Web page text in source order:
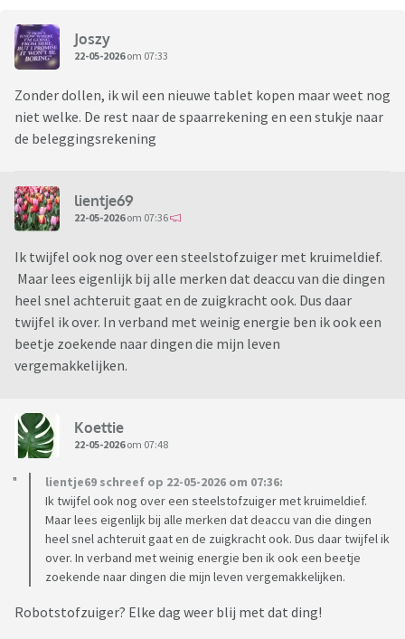
Joszy
22-05-2026om 07:33
Zonder dollen, ik wil een nieuwe tablet kopen maar weet nog
niet welke. De rest naar de spaarrekening en een stukje naar
de beleggingsrekening
lientje69
22-05-2026om 07:36
Ik twijfel ook nog over een steelstofzuiger met kruimeldief.
Maar lees eigenlijk bij alle merken dat deaccu van die dingen
heel snel achteruit gaat en de zuigkracht ook. Dus daar
twijfel ik over. In verband met weinig energie ben ik ook een
beetje zoekende naar dingen die mijn leven
vergemakkelijken.
Koettie
22-05-2026om 07:48
lientje69 schreef op 22-05-2026 om 07:36:
Ik twijfel ook nog over een steelstofzuiger met kruimeldief.
Maar lees eigenlijk bij alle merken dat deaccu van die dingen
heel snel achteruit gaat en de zuigkracht ook. Dus daar twijfel ik
over. In verband met weinig energie ben ik ook een beetje
zoekende naar dingen die mijn leven vergemakkelijken.
Robotstofzuiger? Elke dag weer blij met dat ding!